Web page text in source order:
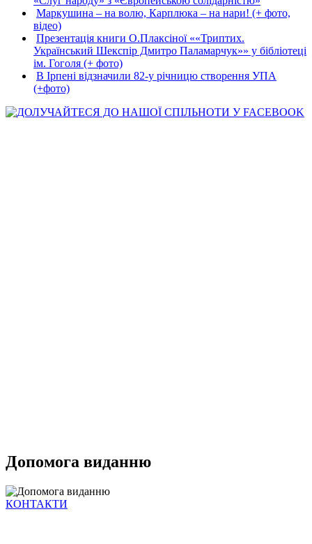
Маркушина – на волю, Карплюка – на нари! (+ фото,
відео)
Презентація книги О.Плаксіної ««Триптих.
Український Шекспір Дмитро Паламарчук»» у бібліотеці
ім. Гоголя (+ фото)
В Ірпені відзначили 82-у річницю створення УПА
(+фото)
Допомога виданню
КОНТАКТИ